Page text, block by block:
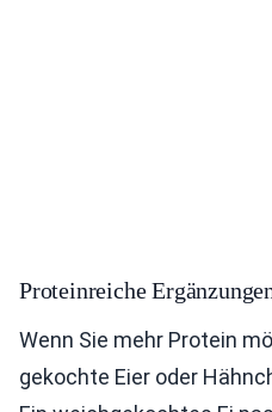
Proteinreiche
Wenn Sie mehr Protein
gekochte Eier oder